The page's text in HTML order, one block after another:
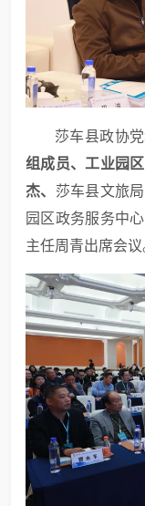
莎车县政协
组成员、工业园
杰、 莎车县文旅
园区政务服务中
主任周青出席会议